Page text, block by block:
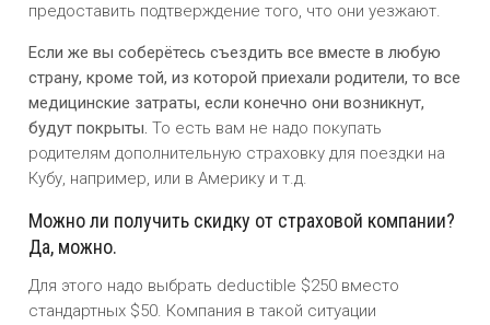
предоставить подтверждение того, что они уезжают.
Если же вы соберётесь съездить все вместе в любую
страну, кроме той, из которой приехали родители, то все
медицинские затраты, если конечно они возникнут,
будут покрыты. То есть вам не надо покупать
родителям дополнительную страховку для поездки на
Кубу, например, или в Америку и т.д.
Можно ли получить скидку от страховой компании?
Да, можно.
Для этого надо выбрать deductible $250 вместо
стандартных $50. Компания в такой ситуации